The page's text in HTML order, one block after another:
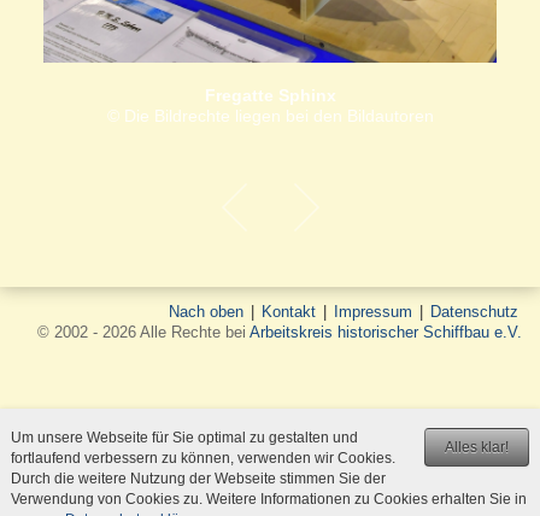
Fregatte Sphinx
© Die Bildrechte liegen bei den Bildautoren
Nach oben Kontakt Impressum
Datenschutz
© 2002 - 2026 Alle Rechte bei Arbeitskreis historischer Schiffbau e.V.
Alles klar!
Um unsere Webseite für Sie optimal zu gestalten und
fortlaufend verbessern zu können, verwenden wir Cookies.
Durch die weitere Nutzung der Webseite stimmen Sie der
Verwendung von Cookies zu. Weitere Informationen zu Cookies erhalten Sie in